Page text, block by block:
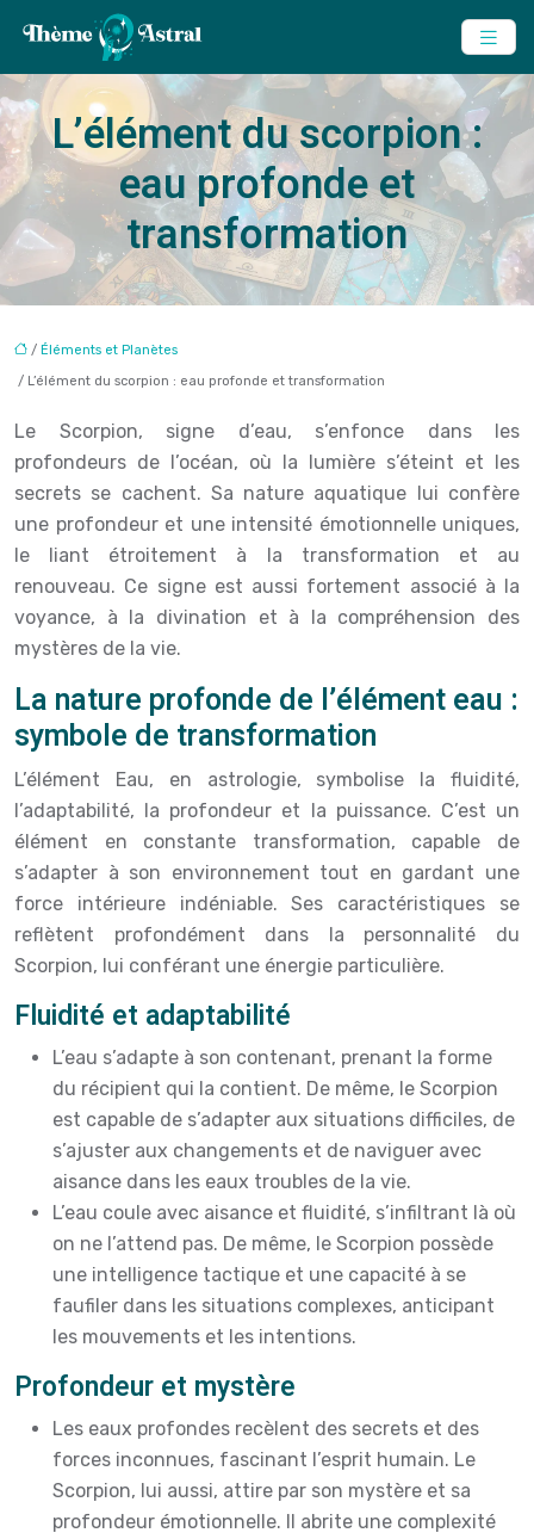
L’élément du scorpion :
eau profonde et
transformation
/ Éléments et Planètes
/ L’élément du scorpion : eau profonde et transformation
Le Scorpion, signe d’eau, s’enfonce dans les
profondeurs de l’océan, où la lumière s’éteint et les
secrets se cachent. Sa nature aquatique lui confère
une profondeur et une intensité émotionnelle uniques,
le liant étroitement à la transformation et au
renouveau. Ce signe est aussi fortement associé à la
voyance, à la divination et à la compréhension des
mystères de la vie.
La nature profonde de l’élément eau :
symbole de transformation
L’élément Eau, en astrologie, symbolise la fluidité,
l’adaptabilité, la profondeur et la puissance. C’est un
élément en constante transformation, capable de
s’adapter à son environnement tout en gardant une
force intérieure indéniable. Ses caractéristiques se
reflètent profondément dans la personnalité du
Scorpion, lui conférant une énergie particulière.
Fluidité et adaptabilité
L’eau s’adapte à son contenant, prenant la forme
du récipient qui la contient. De même, le Scorpion
est capable de s’adapter aux situations difficiles, de
s’ajuster aux changements et de naviguer avec
aisance dans les eaux troubles de la vie.
L’eau coule avec aisance et fluidité, s’infiltrant là où
on ne l’attend pas. De même, le Scorpion possède
une intelligence tactique et une capacité à se
faufiler dans les situations complexes, anticipant
les mouvements et les intentions.
Profondeur et mystère
Les eaux profondes recèlent des secrets et des
forces inconnues, fascinant l’esprit humain. Le
Scorpion, lui aussi, attire par son mystère et sa
profondeur émotionnelle. Il abrite une complexité